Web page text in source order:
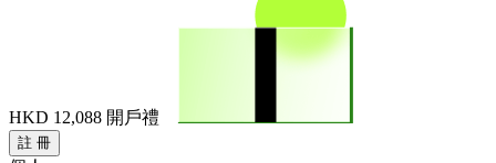
HKD 12,088 開戶禮
註 冊